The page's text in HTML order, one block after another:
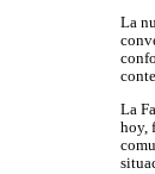
La
La
hoy,